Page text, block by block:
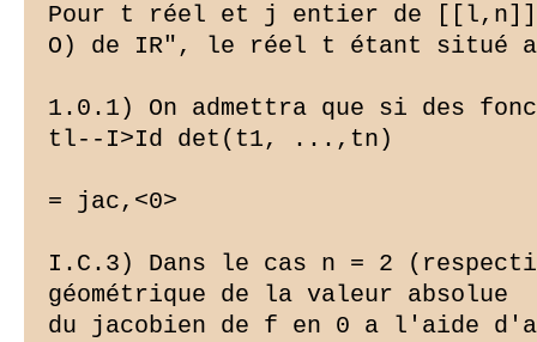
Pour t réel et j entier de
O) de IR", le réel t étant situé
1.0.1) On admettra que si des
tl--I>Id det(t1, ...,tn)
= jac,<0>
I.C.3) Dans le cas n = 2
géométrique de la valeur absolue
du jacobien de f en 0 a l'aide